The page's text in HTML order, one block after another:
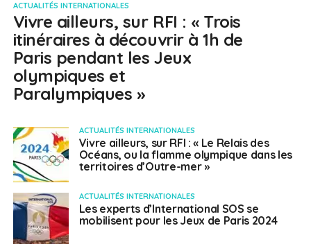
ACTUALITÉS INTERNATIONALES
Vivre ailleurs, sur RFI : « Trois
itinéraires à découvrir à 1h de
Paris pendant les Jeux
olympiques et
Paralympiques »
ACTUALITÉS INTERNATIONALES
Vivre ailleurs, sur RFI : « Le Relais des
Océans, ou la flamme olympique dans les
territoires d’Outre-mer »
ACTUALITÉS INTERNATIONALES
Les experts d’International SOS se
mobilisent pour les Jeux de Paris 2024